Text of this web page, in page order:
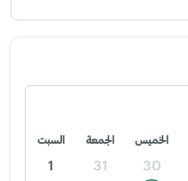
الخميس الجمعة السبت
30
31
1